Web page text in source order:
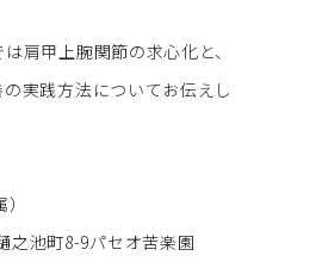
肩甲上腕関節の求心化と、
実践方法についてお伝えし
之池町8-9パセオ苦楽園